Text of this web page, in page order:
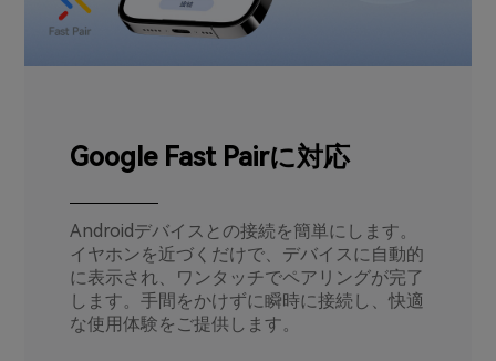
Google Fast Pairに対応
Androidデバイスとの接続を簡単にします。
イヤホンを近づくだけで、デバイスに自動的
に表示され、ワンタッチでペアリングが完了
します。手間をかけずに瞬時に接続し、快適
な使用体験をご提供します。